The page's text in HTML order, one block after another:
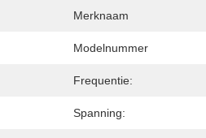
Merknaam
Modelnummer
Frequentie:
Spanning: